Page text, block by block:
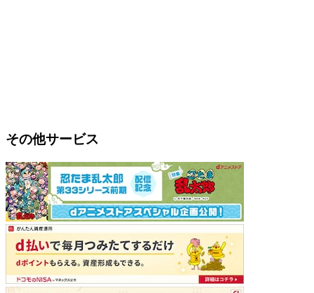
その他サービス